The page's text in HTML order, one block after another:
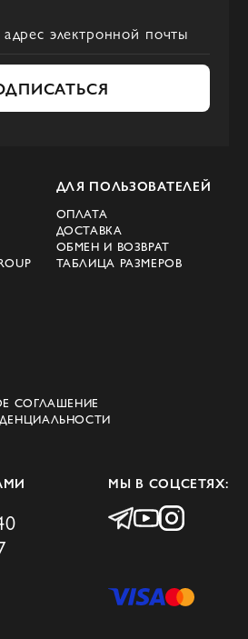
ДЛЯ ПОЛЬЗОВАТЕЛЕЙ
ОПЛАТА
ДОСТАВКА
ОБМЕН И ВОЗВРАТ
ТАБЛИЦА РАЗМЕРОВ
СОГЛАШЕНИЕ
МЫ В СОЦСЕТЯХ: